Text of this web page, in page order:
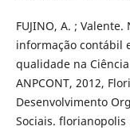
FUJINO, A. ;
informação contábil
qualidade na
ANPCONT, 2012,
Desenvolvimento
Sociais. florianopolis